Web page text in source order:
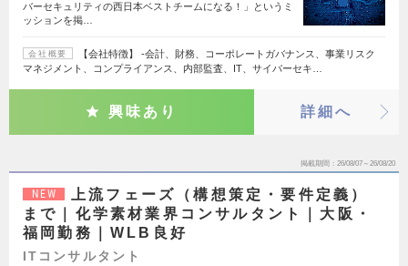
バーセキュリティの西日本ベストチームになる！」というミ
ッションを掲…
会社概要
【会社特徴】 ‐会計、財務、コーポレートガバナンス、事業リスク
マネジメント、コンプライアンス、内部監査、IT、サイバーセキ…
興味あり 詳細へ
掲載期間 26/08/07～26/08/20
NEW
上流フェーズ（構想策定・要件定義）
まで｜化学素材業界コンサルタント｜大阪・
福岡勤務｜WLB良好
ITコンサルタント